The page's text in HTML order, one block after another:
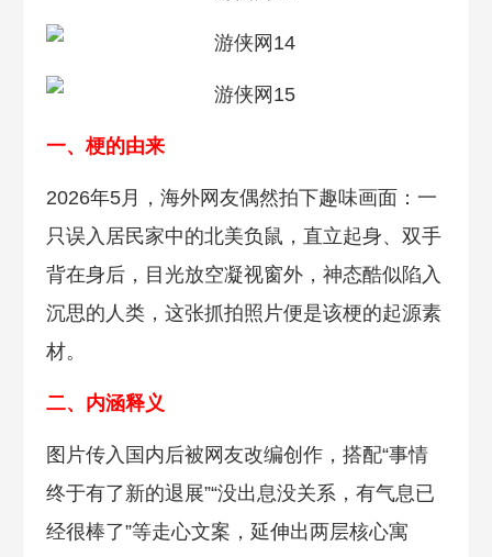
一、梗的由来
2026年5月，海外网友偶然拍下趣味画面：一
只误入居民家中的北美负鼠，直立起身、双手
背在身后，目光放空凝视窗外，神态酷似陷入
沉思的人类，这张抓拍照片便是该梗的起源素
材。
二、内涵释义
图片传入国内后被网友改编创作，搭配“事情
终于有了新的退展”“没出息没关系，有气息已
经很棒了”等走心文案，延伸出两层核心寓